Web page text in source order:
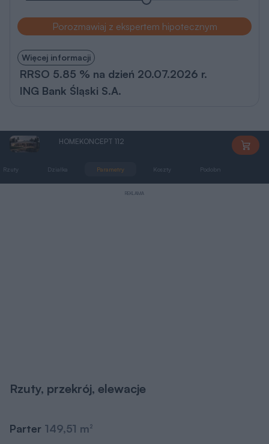
Porozmawiaj z ekspertem hipotecznym
Więcej informacji
RRSO 5.85 % na dzień 20.07.2026 r.
ING Bank Śląski S.A.
HOMEKONCEPT 112
Rzuty Działka Parametry Koszty Podobne
REKLAMA
Rzuty, przekrój, elewacje
Parter 149,51 m2